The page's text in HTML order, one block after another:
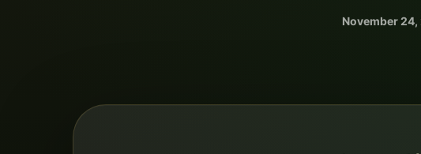
November